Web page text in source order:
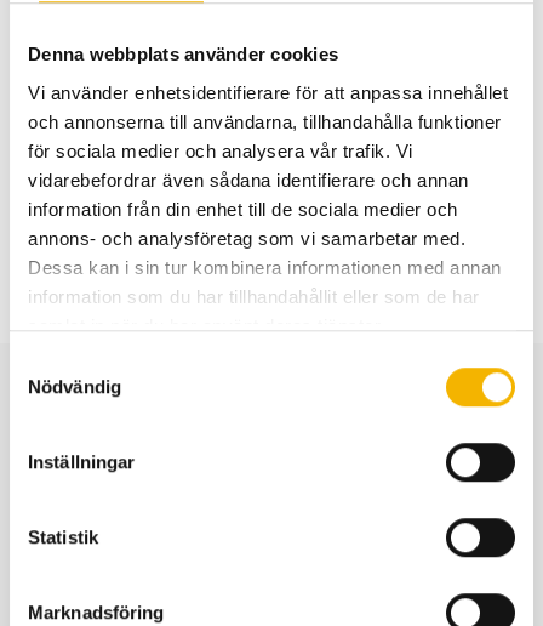
Denna webbplats använder cookies
Vi använder enhetsidentifierare för att anpassa innehållet
och annonserna till användarna, tillhandahålla funktioner
för sociala medier och analysera vår trafik. Vi
vidarebefordrar även sådana identifierare och annan
information från din enhet till de sociala medier och
annons- och analysföretag som vi samarbetar med.
Dessa kan i sin tur kombinera informationen med annan
information som du har tillhandahållit eller som de har
samlat in när du har använt deras tjänster.
Nödvändig
Inställningar
Statistik
Marknadsföring
nya läkemedel och diagnostiska metoder. Resultaten
från dessa studier kommer ge betydande ny kunskap om
hur hjärnan och hjärnceller påverkas vid Alzheimers
sjukdom och få stor betydelse för hur vi i framtiden ser
på och behandlar Alzheimers sjukdom.
Fler beviljade anslag